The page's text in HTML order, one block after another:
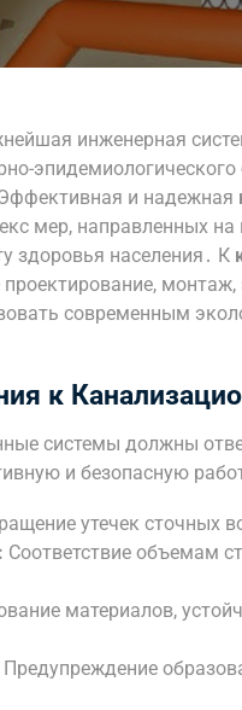
инженерная
и надежная
мер, направленных
здоровья населения․ К
современным
к
системы должны
и безопасную
утечек сточных
Соответствие объемам
материалов,
Предупреждение